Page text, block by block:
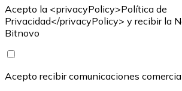
Acepto la <privacyPolicy>Política de
Privacidad</privacyPolicy> y recibir la
Bitnovo
Acepto recibir comunicaciones